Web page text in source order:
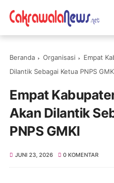
Beranda Organisasi
Empat
Dilantik Sebagai Ketua PNPS
Empat
Akan Dilantik
PNPS GMKI
JUNI 23, 2026 0 KOMENTAR